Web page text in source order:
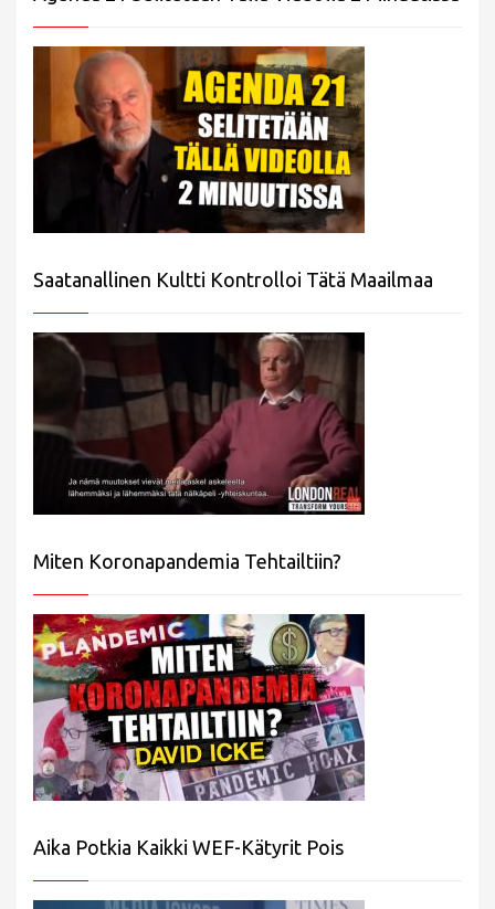
Saatanallinen Kultti Kontrolloi Tätä Maailmaa
Miten Koronapandemia Tehtailtiin?
Aika Potkia Kaikki WEF-Kätyrit Pois